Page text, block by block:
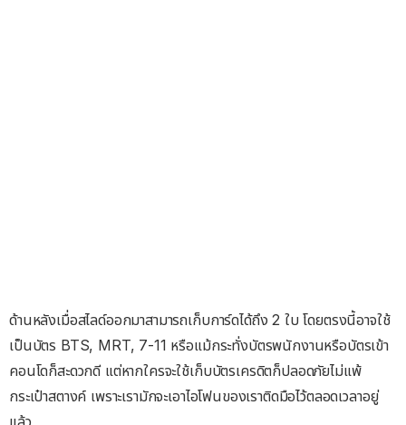
ด้านหลังเมื่อสไลด์ออกมาสามารถเก็บการ์ดได้ถึง 2 ใบ โดยตรงนี้อาจใช้
เป็นบัตร BTS, MRT, 7-11 หรือแม้กระทั่งบัตรพนักงานหรือบัตรเข้า
คอนโดก็สะดวกดี แต่หากใครจะใช้เก็บบัตรเครดิตก็ปลอดภัยไม่แพ้
กระเป๋าสตางค์ เพราะเรามักจะเอาไอโฟนของเราติดมือไว้ตลอดเวลาอยู่
แล้ว